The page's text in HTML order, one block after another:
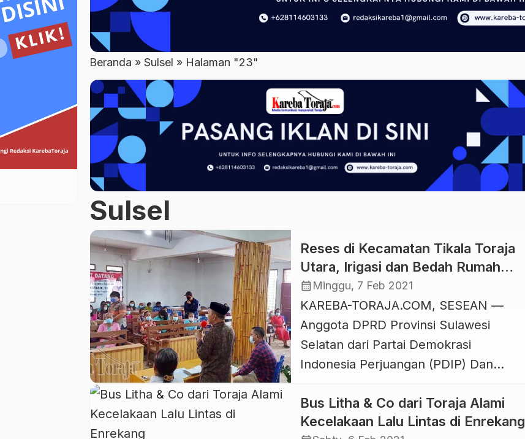
Beranda » Sulsel » Halaman "23"
Sulsel
Reses di Kecamatan Tikala Toraja
Utara, Irigasi dan Bedah Rumah
Jadi Usulan Masyarakat ke Dan
Pongtasik
calendar_monthMinggu, 7 Feb 2021
KAREBA-TORAJA.COM, SESEAN —
Anggota DPRD Provinsi Sulawesi
Selatan dari Partai Demokrasi
Indonesia Perjuangan (PDIP) Dan
sidang II tahun 2020-2021 di Kelurahan
Buntu Barana, Kecamatan Tikala,
Bus Litha & Co dari Toraja Alami
Kecelakaan Lalu Lintas di Enrekang